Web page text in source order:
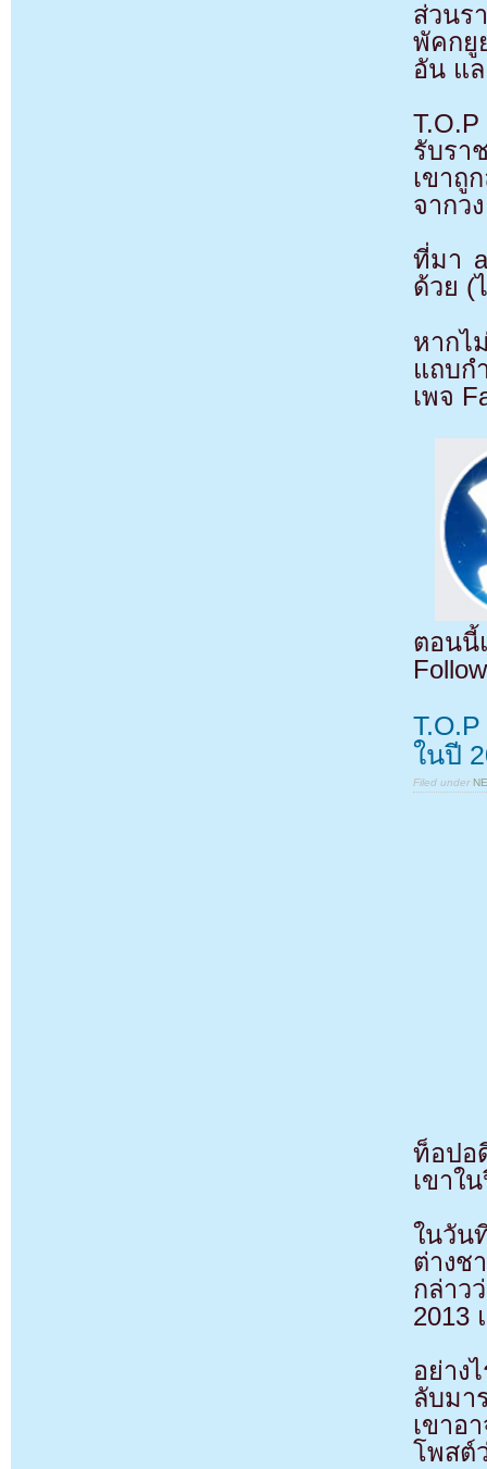
ส่วนร
พัคกยู
อัน แล
รับรา
เขาถู
จากว
ที่มา
ด้วย (
หากไ
แถบก
เพจ
ตอนนี้
ในปี
Filed under
ท็อปอ
เขาใ
ในวัน
ต่างช
กล่า
2013
อย่าง
ลับมา
เขาอ
โพสต์